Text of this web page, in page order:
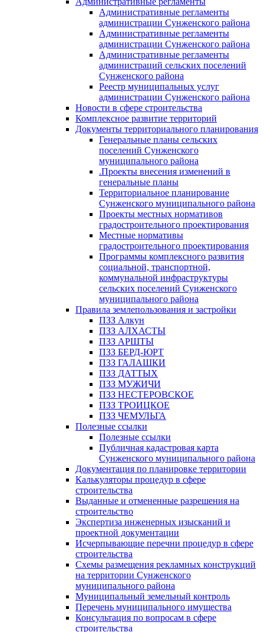
Административные регламенты
администрации Сунженского района
Административные регламенты
администрации Сунженского района
Административные регламенты
администраций сельских поселений
Сунженского района
Реестр муниципальных услуг
администрации Сунженского района
Новости в сфере строительства
Комплексное развитие территорий
Документы территориального планирования
Генеральные планы сельских
поселений Сунженского
муниципального района
.Проекты внесения изменений в
генеральные планы
Территориальное планирование
Сунженского муниципального района
Проекты местных нормативов
градостроительного проектирования
Местные нормативы
градостроительного проектирования
Программы комплексного развития
социальной, транспортной,
коммунальной инфраструктуры
сельских поселений Сунженского
муниципального района
Правила землепользования и застройки
ПЗЗ Алкун
ПЗЗ АЛХАСТЫ
ПЗЗ АРШТЫ
ПЗЗ БЕРД-ЮРТ
ПЗЗ ГАЛАШКИ
ПЗЗ ДАТТЫХ
ПЗЗ МУЖИЧИ
ПЗЗ НЕСТЕРОВСКОЕ
ПЗЗ ТРОИЦКОЕ
ПЗЗ ЧЕМУЛЬГА
Полезные ссылки
Полезные ссылки
Публичная кадастровая карта
Сунженского муниципального района
Документация по планировке территории
Калькуляторы процедур в сфере
строительства
Выданные и отмененные разрешения на
строительство
Экспертиза инженерных изысканий и
проектной документации
Исчерпывающие перечни процедур в сфере
строительства
Схемы размещения рекламных конструкций
на территории Сунженского
муниципального района
Муниципальный земельный контроль
Перечень муниципального имущества
Консультация по вопросам в сфере
строительства